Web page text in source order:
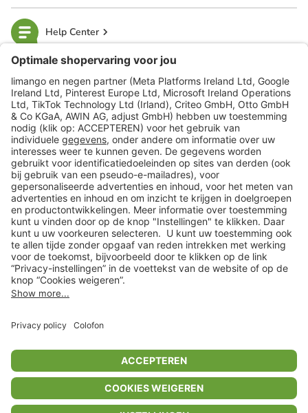
In winkelwagentje voor
Help Center
limango
Veilig winkelen
Klantenservice
Shop
Acties
limango.de limango.pl
** Alle prijsopgaven zijn inclusief belasting en exclusief verzendkosten